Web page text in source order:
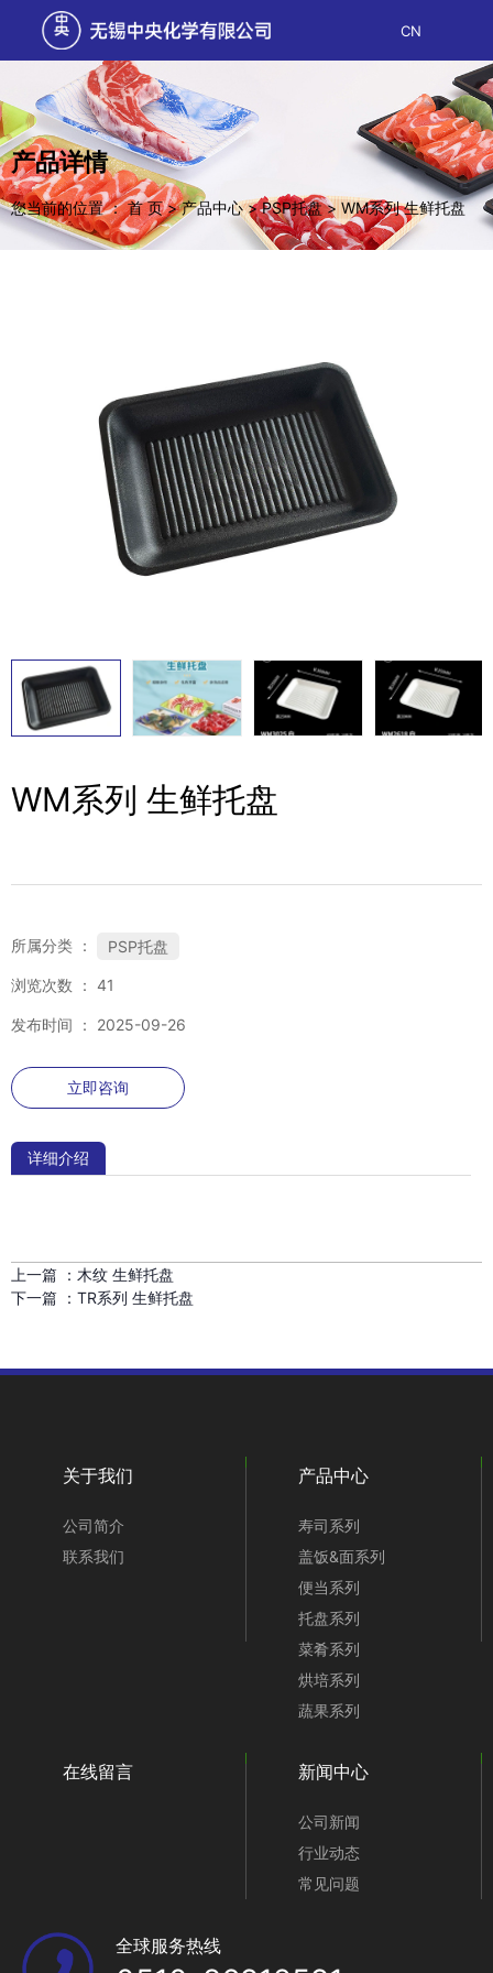
CN
产品详情
您当前的位置 ： 首 页>产品中心 >PSP托盘 > WM系列 生鲜托盘
WM系列 生鲜托盘
所属分类 ： PSP托盘
浏览次数 ： 41
发布时间 ： 2025-09-26
立即咨询
详细介绍
上一篇 ： 木纹 生鲜托盘
下一篇 ： TR系列 生鲜托盘
关于我们
公司简介
联系我们
产品中心
寿司系列
盖饭&面系列
便当系列
托盘系列
菜肴系列
烘培系列
蔬果系列
在线留言 新闻中心
公司新闻
行业动态
常见问题
全球服务热线